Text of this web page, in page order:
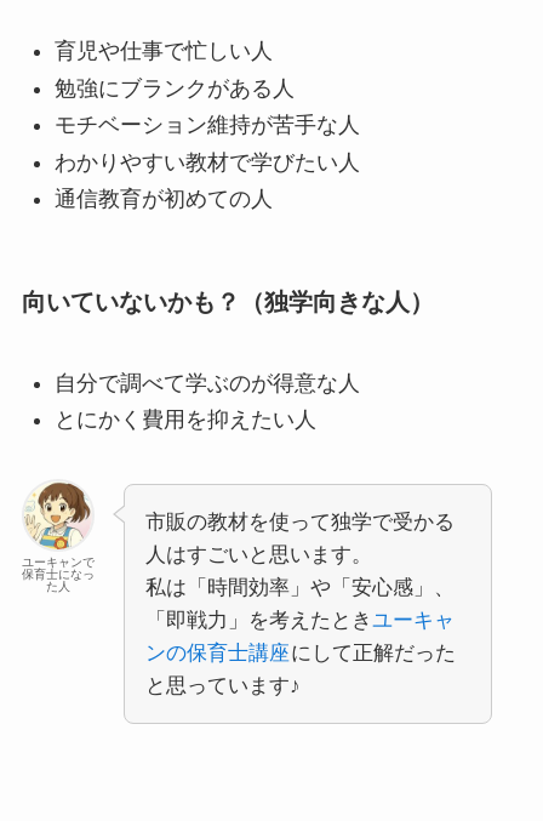
育児や仕事で忙しい人
勉強にブランクがある人
モチベーション維持が苦手な人
わかりやすい教材で学びたい人
通信教育が初めての人
向いていないかも？（独学向きな人）
自分で調べて学ぶのが得意な人
とにかく費用を抑えたい人
ユーキャンで
保育士になっ
た人
市販の教材を使って独学で受かる
人はすごいと思います。
私は 「時間効率」 や 「安心感」
、
「即戦力」を考えたときユーキャ
ンの保育士講座にして正解だった
と思っています♪